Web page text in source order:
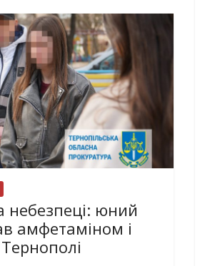
небезпеці: юний
амфетаміном і